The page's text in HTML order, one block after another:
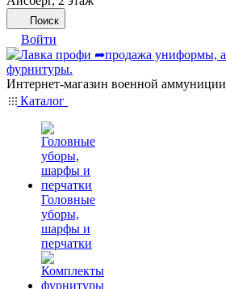
Поиск
Войти
Интернет-магазин военной аммуниции
Каталог
Головные
уборы,
шарфы и
перчатки